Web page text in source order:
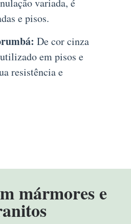
variada, é
e pisos.
De cor cinza
em pisos e
resistência e
mármores e